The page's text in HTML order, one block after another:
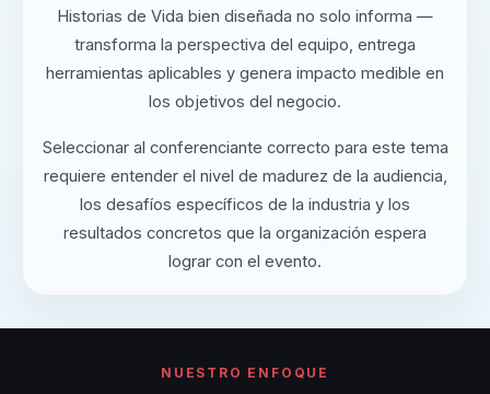
Historias de Vida bien diseñada no solo informa —
transforma la perspectiva del equipo, entrega
herramientas aplicables y genera impacto medible en
los objetivos del negocio.
Seleccionar al conferenciante correcto para este tema
requiere entender el nivel de madurez de la audiencia,
los desafíos específicos de la industria y los
resultados concretos que la organización espera
lograr con el evento.
NUESTRO ENFOQUE